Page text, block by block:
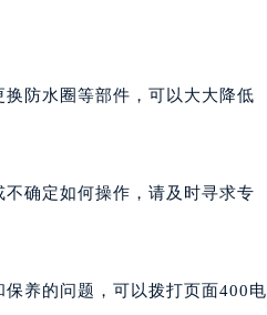
防水圈等部件，可以大大降低
确定如何操作，请及时寻求专
养的问题，可以拨打页面400电